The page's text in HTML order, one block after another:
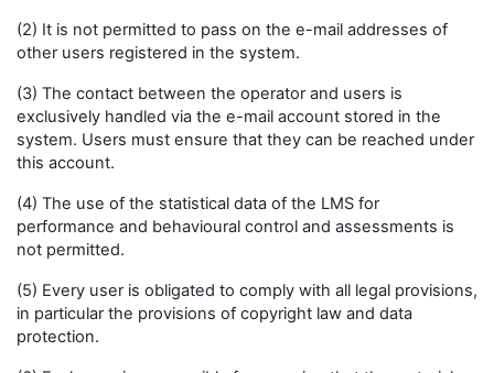
(2) It is not permitted to pass on the e-mail addresses of
other users registered in the system.
(3) The contact between the operator and users is
exclusively handled via the e-mail account stored in the
system. Users must ensure that they can be reached under
this account.
(4) The use of the statistical data of the LMS for
performance and behavioural control and assessments is
not permitted.
(5) Every user is obligated to comply with all legal provisions,
in particular the provisions of copyright law and data
protection.